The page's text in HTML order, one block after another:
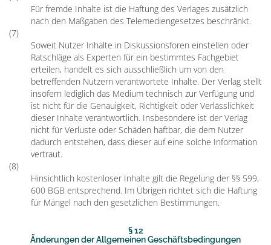
Für fremde Inhalte ist die Haftung des Verlages zusätzlich
nach den Maßgaben des Telemediengesetzes beschränkt.
(7)
Soweit Nutzer Inhalte in Diskussionsforen einstellen oder
Ratschläge als Experten für ein bestimmtes Fachgebiet
erteilen, handelt es sich ausschließlich um von den
betreffenden Nutzern verantwortete Inhalte. Der Verlag stellt
insofern lediglich das Medium technisch zur Verfügung und
ist nicht für die Genauigkeit, Richtigkeit oder Verlässlichkeit
dieser Inhalte verantwortlich. Insbesondere ist der Verlag
nicht für Verluste oder Schäden haftbar, die dem Nutzer
dadurch entstehen, dass dieser auf eine solche Information
vertraut.
(8)
Hinsichtlich kostenloser Inhalte gilt die Regelung der §§ 599,
600 BGB entsprechend. Im Übrigen richtet sich die Haftung
für Mängel nach den gesetzlichen Bestimmungen.
§ 12
Änderungen der Allgemeinen Geschäftsbedingungen